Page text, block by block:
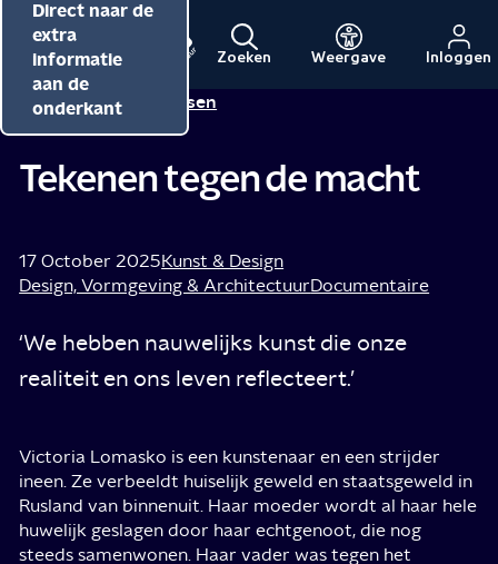
Direct naar de
inhoud
Direct naar de
hoofdnavigatie
Direct naar de
extra
informatie
aan de
onderkant
Menu
Naar
de
NPO
beginpagina
NPO
Zoeken Weergave Inloggen
Tip vanAlma Mathijsen
Tekenen tegen de macht
17 October 2025Kunst & Design
Design, Vormgeving & ArchitectuurDocumentaire
‘We hebben nauwelijks kunst die onze
realiteit en ons leven reflecteert.’
Victoria Lomasko is een kunstenaar en een strijder
ineen. Ze verbeeldt huiselijk geweld en staatsgeweld in
Rusland van binnenuit. Haar moeder wordt al haar hele
huwelijk geslagen door haar echtgenoot, die nog
steeds samenwonen. Haar vader was tegen het